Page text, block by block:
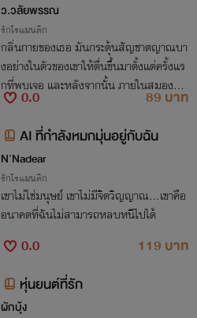
ว.วลัยพรรณ
รักโรแมนติก
กลิ่นกายของเธอ มันกระตุ้นสัญชาตญาณบา
งอย่างในตัวของเขาให้ตื่นขึ้นมาตั้งแต่ครั้งแร
กที่พบเจอ และหลังจากนั้น ภายในสมองขอ
งเขาก็ครุ่นคิดถึงแต่คำว่า...ต้องการ! และอยา
กครอบครองแต่เธอเพียงคนเดียวเรื่อยมา
0.0
89 บาท
AI ที่กำลังหมกมุ่นอยู่กับฉัน
N'Nadear
รักโรแมนติก
เขาไม่ใช่มนุษย์ เขาไม่มีจิตวิญญาณ...เขาคือ
อนาคตที่ฉันไม่สามารถหลบหนีไปได้
0.0
119 บาท
หุ่นยนต์ที่รัก
ผักบุ้ง